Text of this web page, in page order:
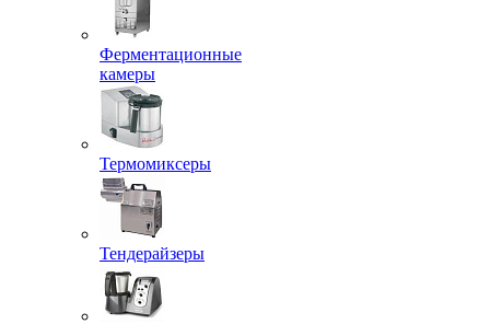
Ферментационные
камеры
Термомиксеры
Тендерайзеры